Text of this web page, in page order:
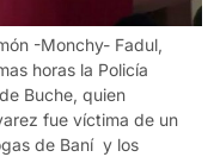
-Monchy- Fadul,
horas la Policía
Buche, quien
fue víctima de un
de Baní y los